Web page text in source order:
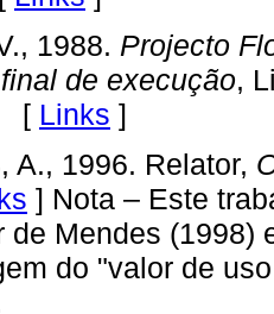
1988. Projecto
de execução,
[ Links ]
A., 1996. Relator,
] Nota – Este
de Mendes (1998)
do "valor de